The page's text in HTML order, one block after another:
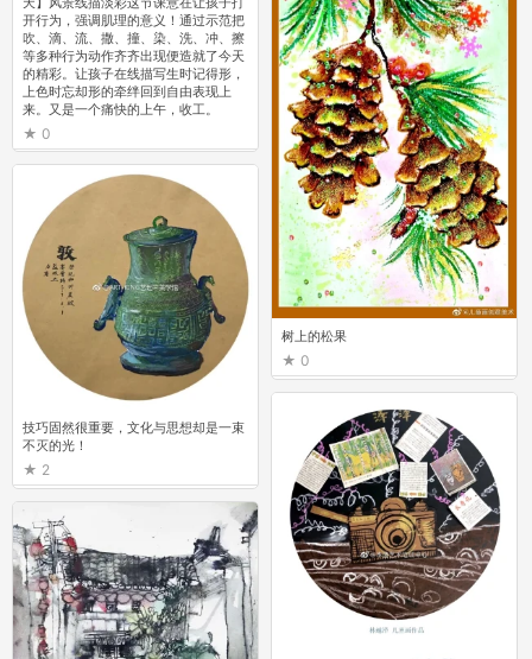
树上的松果
0
技巧固然很重要，文化与思想却是一束
不灭的光！ ​​​​
2
开行为，强调肌理的意义！通过示范把
吹、滴、流、撒、撞、染、洗、冲、擦
等多种行为动作齐齐出现便造就了今天
的精彩。让孩子在线描写生时记得形，
上色时忘却形的牵绊回到自由表现上
来。又是一个痛快的上午，收工。
0